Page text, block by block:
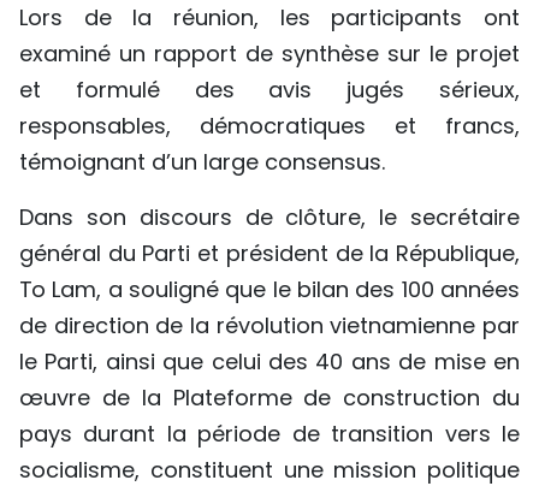
Lors de la réunion, les participants ont
examiné un rapport de synthèse sur le projet
et formulé des avis jugés sérieux,
responsables, démocratiques et francs,
témoignant d’un large consensus.
Dans son discours de clôture, le secrétaire
général du Parti et président de la République,
To Lam, a souligné que le bilan des 100 années
de direction de la révolution vietnamienne par
le Parti, ainsi que celui des 40 ans de mise en
œuvre de la Plateforme de construction du
pays durant la période de transition vers le
socialisme, constituent une mission politique